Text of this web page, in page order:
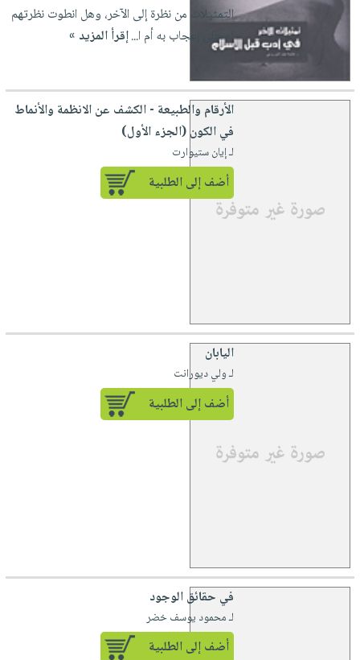
التمثيلات من نظرة إلى الآخر، وهل انطوت نظرتهم
له على إعجاب به أم ا...إقرأ المزيد »
الأرقام والطبيعة - الكشف عن الانظمة والأنماط
في الكون (الجزء الأول)
لـ إيان ستيوارت
أضف إلى الطلبية
اليابان
لـ ولي ديورانت
أضف إلى الطلبية
في حقائق الوجود
لـ محمود يوسف خضر
أضف إلى الطلبية